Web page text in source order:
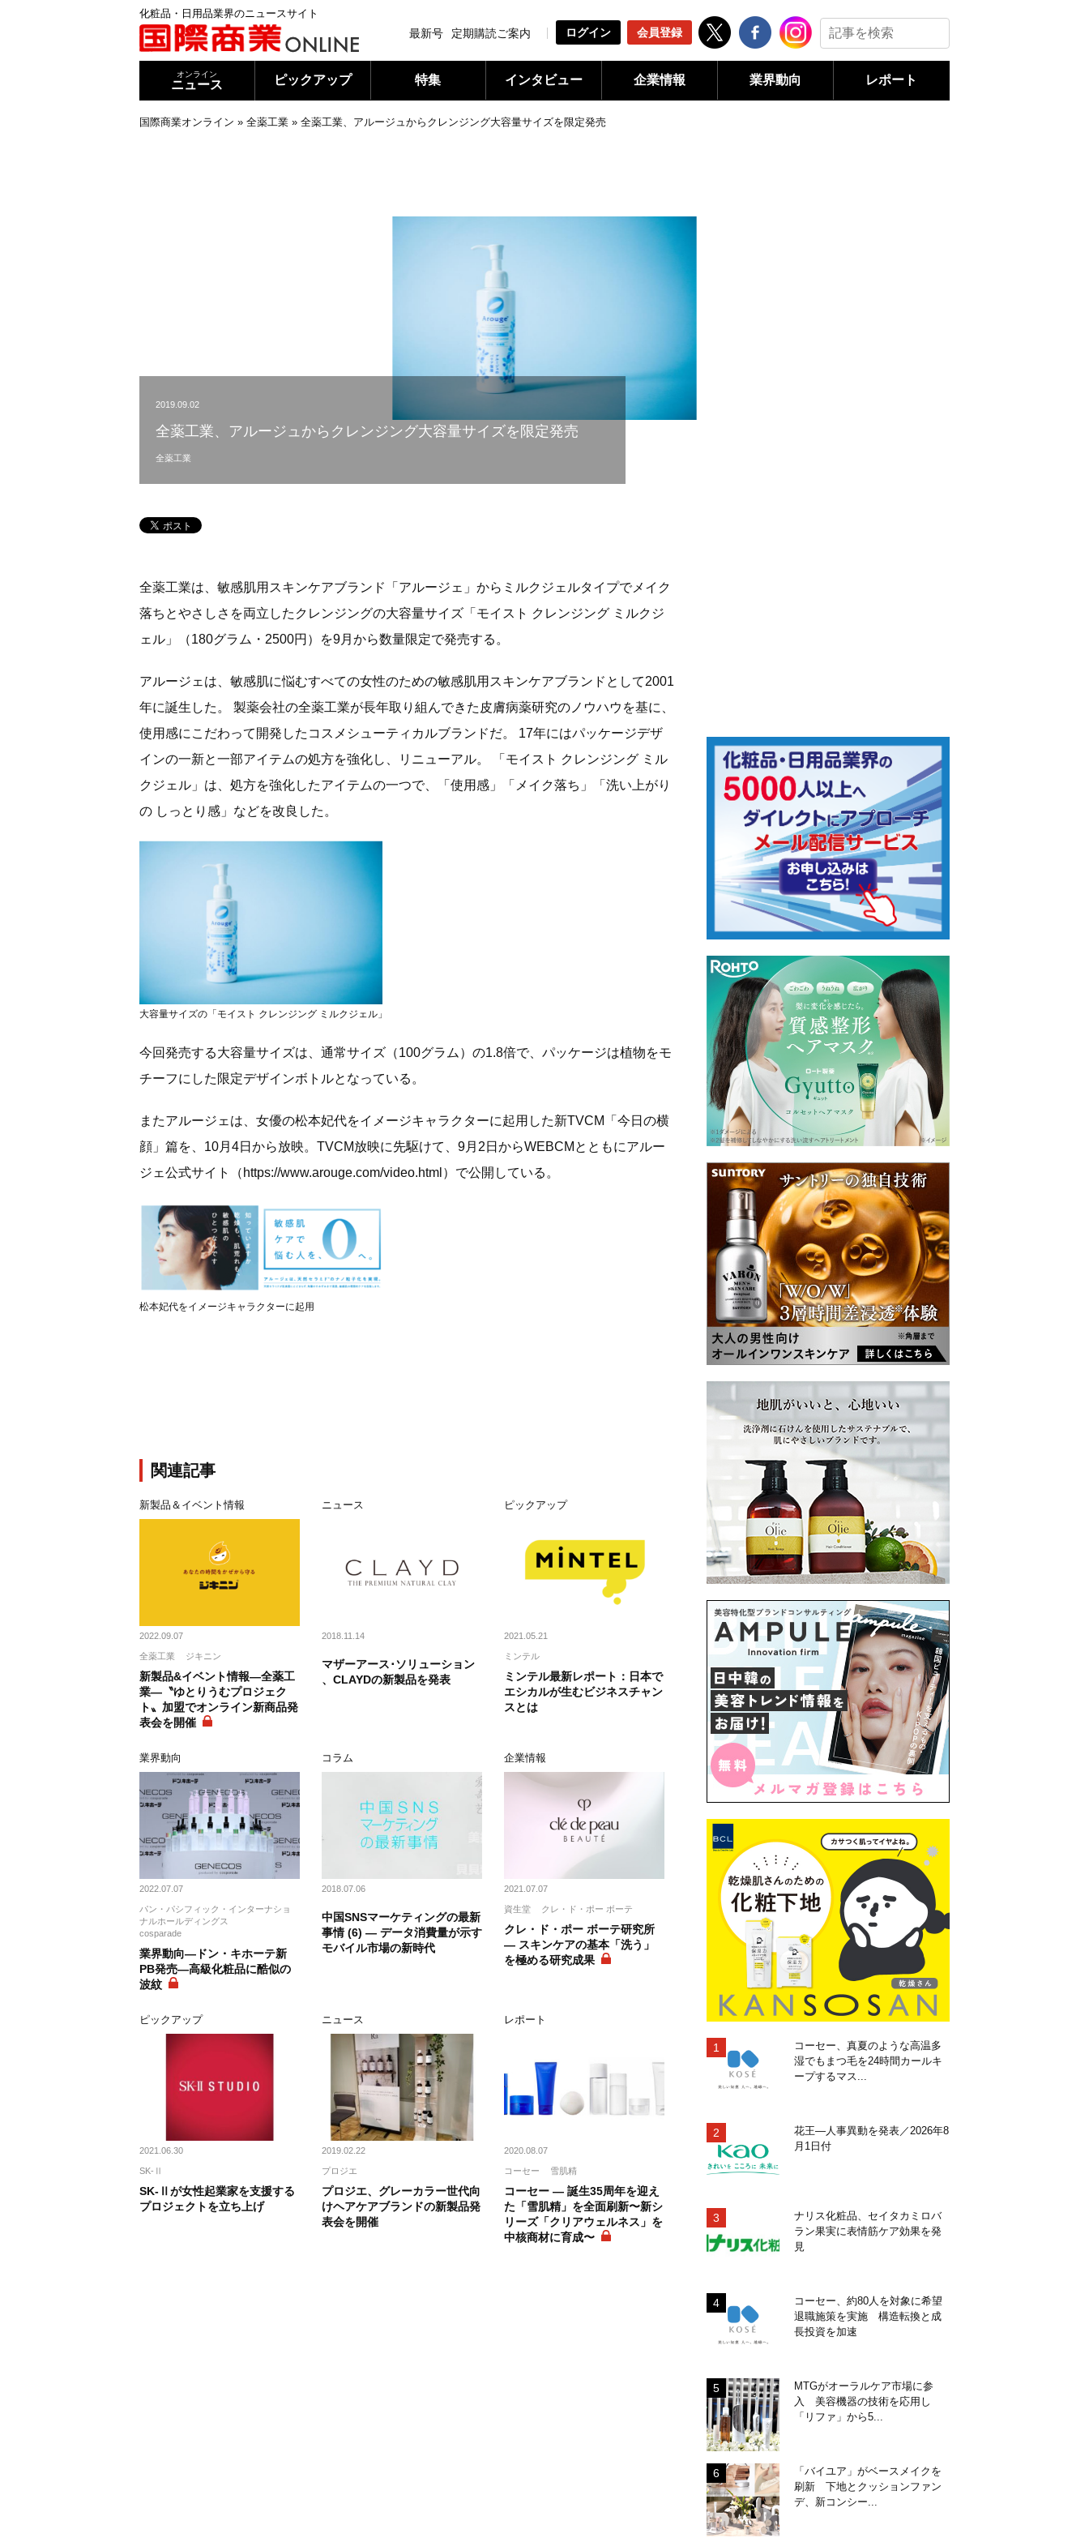
化粧品・日用品業界のニュースサイト
最新号 定期購読ご案内 ログイン 会員登録
オンライン
ニュース ピックアップ 特集 インタビュー 企業情報 業界動向 レポート
国際商業オンライン » 全薬工業 » 全薬工業、アルージュからクレンジング大容量サイズを限定発売
2019.09.02
全薬工業、アルージュからクレンジング大容量サイズを限定発売
全薬工業
全薬工業は、敏感肌用スキンケアブランド「アルージェ」からミルクジェルタイプでメイク
落ちとやさしさを両立したクレンジングの大容量サイズ「モイスト クレンジング ミルクジ
ェル」（180グラム・2500円）を9月から数量限定で発売する。
アルージェは、敏感肌に悩むすべての女性のための敏感肌用スキンケアブランドとして2001
年に誕生した。 製薬会社の全薬工業が長年取り組んできた皮膚病薬研究のノウハウを基に、
使用感にこだわって開発したコスメシューティカルブランドだ。 17年にはパッケージデザ
インの一新と一部アイテムの処方を強化し、リニューアル。 「モイスト クレンジング ミル
クジェル」は、処方を強化したアイテムの一つで、「使用感」「メイク落ち」「洗い上がり
の しっとり感」などを改良した。
大容量サイズの「モイスト クレンジング ミルクジェル」
今回発売する大容量サイズは、通常サイズ（100グラム）の1.8倍で、パッケージは植物をモ
チーフにした限定デザインボトルとなっている。
またアルージェは、女優の松本妃代をイメージキャラクターに起用した新TVCM「今日の横
顔」篇を、10月4日から放映。TVCM放映に先駆けて、9月2日からWEBCMとともにアルー
ジェ公式サイト（ https://www.arouge.com/video.html ）で公開している。
松本妃代をイメージキャラクターに起用
関連記事
新製品＆イベント情報
2022.09.07
全薬工業 ジキニン
新製品&イベント情報―全薬工
業―〝ゆとりうむプロジェク
ト〟加盟でオンライン新商品発
表会を開催
ニュース
2018.11.14
マザーアース･ソリューション
、CLAYDの新製品を発表
ピックアップ
2021.05.21
ミンテル
ミンテル最新レポート：日本で
エシカルが生むビジネスチャン
スとは
業界動向
2022.07.07
パン・パシフィック・インターナショ
ナルホールディングス
cosparade
業界動向―ドン・キホーテ新
PB発売―高級化粧品に酷似の
波紋
コラム
2018.07.06
中国SNSマーケティングの最新
事情 (6) ― データ消費量が示す
モバイル市場の新時代
企業情報
2021.07.07
資生堂 クレ・ド・ポー ボーテ
クレ・ド・ポー ボーテ研究所
― スキンケアの基本「洗う」
を極める研究成果
ピックアップ
2021.06.30
SK-Ⅱ
SK-Ⅱが女性起業家を支援する
プロジェクトを立ち上げ
ニュース
2019.02.22
プロジエ
プロジエ、グレーカラー世代向
けヘアケアブランドの新製品発
表会を開催
レポート
2020.08.07
コーセー 雪肌精
コーセー ― 誕生35周年を迎え
た「雪肌精」を全面刷新〜新シ
リーズ「クリアウェルネス」を
中核商材に育成〜
コーセー、真夏のような高温多
湿でもまつ毛を24時間カールキ
ープするマス...
花王―人事異動を発表／2026年8
月1日付
ナリス化粧品、セイタカミロバ
ラン果実に表情筋ケア効果を発
見
コーセー、約80人を対象に希望
退職施策を実施 構造転換と成
長投資を加速
MTGがオーラルケア市場に参
入 美容機器の技術を応用し
「リファ」から5...
「バイユア」がベースメイクを
刷新 下地とクッションファン
デ、新コンシー...